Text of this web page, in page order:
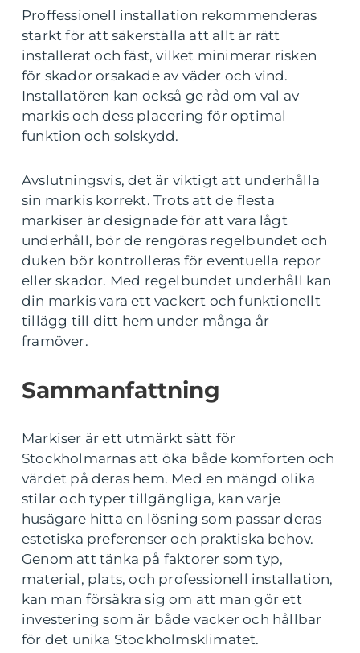
Proffessionell installation rekommenderas
starkt för att säkerställa att allt är rätt
installerat och fäst, vilket minimerar risken
för skador orsakade av väder och vind.
Installatören kan också ge råd om val av
markis och dess placering för optimal
funktion och solskydd.
Avslutningsvis, det är viktigt att underhålla
sin markis korrekt. Trots att de flesta
markiser är designade för att vara lågt
underhåll, bör de rengöras regelbundet och
duken bör kontrolleras för eventuella repor
eller skador. Med regelbundet underhåll kan
din markis vara ett vackert och funktionellt
tillägg till ditt hem under många år
framöver.
Sammanfattning
Markiser är ett utmärkt sätt för
Stockholmarnas att öka både komforten och
värdet på deras hem. Med en mängd olika
stilar och typer tillgängliga, kan varje
husägare hitta en lösning som passar deras
estetiska preferenser och praktiska behov.
Genom att tänka på faktorer som typ,
material, plats, och professionell installation,
kan man försäkra sig om att man gör ett
investering som är både vacker och hållbar
för det unika Stockholmsklimatet.